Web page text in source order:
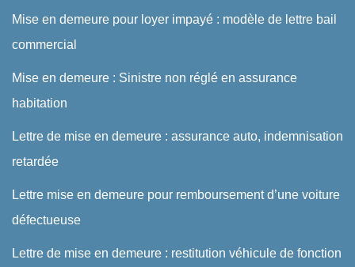
Mise en demeure pour loyer impayé : modèle de lettre bail
commercial
Mise en demeure : Sinistre non réglé en assurance
habitation
Lettre de mise en demeure : assurance auto, indemnisation
retardée
Lettre mise en demeure pour remboursement d’une voiture
défectueuse
Lettre de mise en demeure : restitution véhicule de fonction